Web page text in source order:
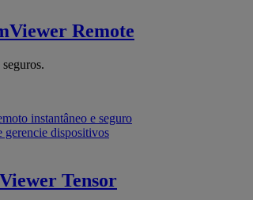
Remote
instantâneo e seguro
gerencie dispositivos
Tensor